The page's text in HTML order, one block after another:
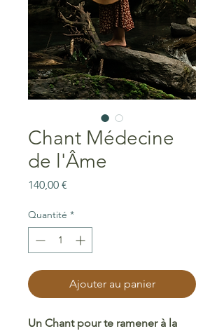
Chant Médecine
de l'Âme
140,00 €
Quantité *
Ajouter au panier
Un Chant pour te ramener à la